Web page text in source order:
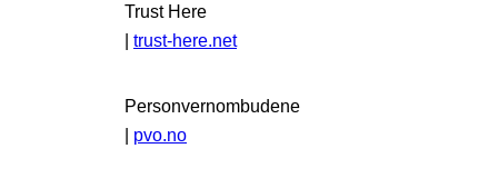
Trust Here
trust-here.net
Personvernombudene
| pvo.no